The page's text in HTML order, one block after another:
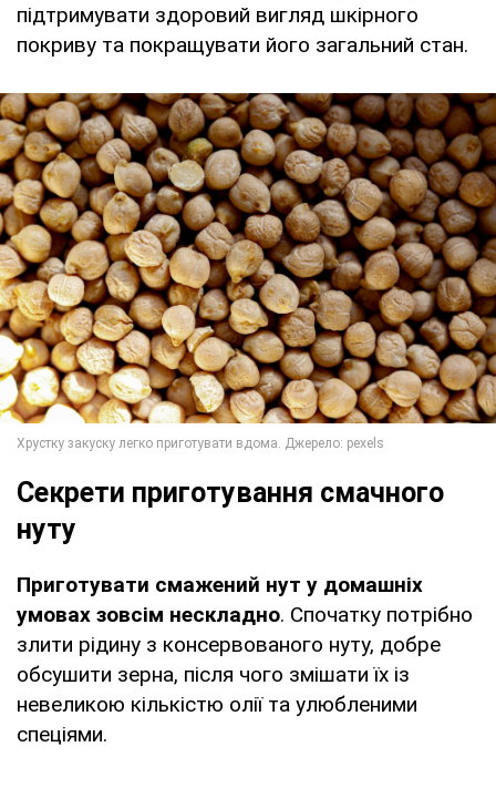
підтримувати здоровий вигляд шкірного
покриву та покращувати його загальний стан.
Секрети приготування смачного
нуту
Приготувати смажений нут у домашніх
умовах зовсім нескладно. Спочатку потрібно
злити рідину з консервованого нуту, добре
обсушити зерна, після чого змішати їх із
невеликою кількістю олії та улюбленими
спеціями.